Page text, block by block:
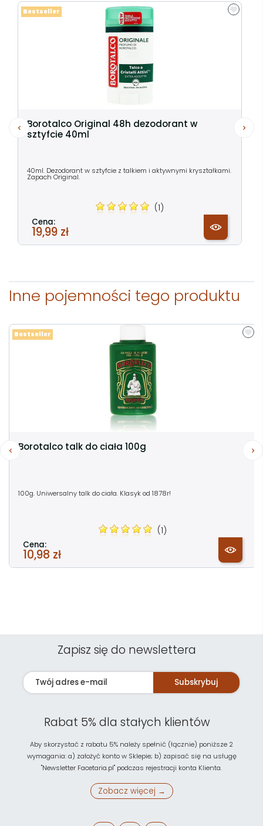
Borotalco Original 48h dezodorant w
sztyfcie 40ml
40ml. Dezodorant w sztyfcie z talkiem i aktywnymi kryształkami.
Zapach Original.
(1)
Cena:
19,99 zł
Bestseller
Inne pojemności tego produktu
Borotalco talk do ciała 100g
100g. Uniwersalny talk do ciała. Klasyk od 1878r!
(1)
Cena:
10,98 zł
Bestseller
Zapisz się do newslettera
Subskrybuj
Rabat 5% dla stałych klientów
Aby skorzystać z rabatu 5% należy spełnić (łącznie) poniższe 2
wymagania: a) założyć konto w Sklepie; b) zapisać się na usługę
"Newsletter Facetaria.pl" podczas rejestracji konta Klienta.
Zobacz więcej →